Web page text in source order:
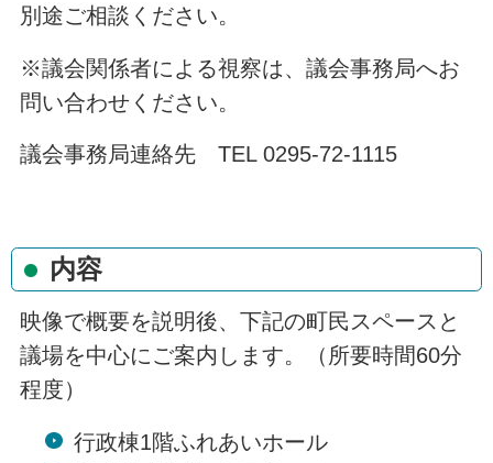
別途ご相談ください。
※議会関係者による視察は、議会事務局へお
問い合わせください。
議会事務局連絡先 TEL 0295-72-1115
内容
映像で概要を説明後、下記の町民スペースと
議場を中心にご案内します。（所要時間60分
程度）
行政棟1階ふれあいホール